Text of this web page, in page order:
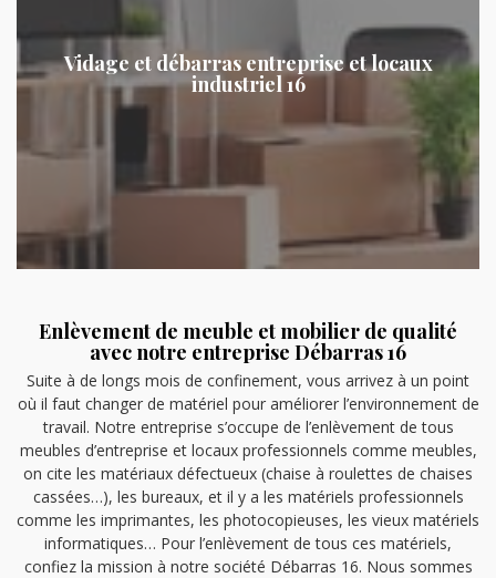
Vidage et débarras entreprise et locaux
industriel 16
Enlèvement de meuble et mobilier de qualité
avec notre entreprise Débarras 16
Suite à de longs mois de confinement, vous arrivez à un point
où il faut changer de matériel pour améliorer l’environnement de
travail. Notre entreprise s’occupe de l’enlèvement de tous
meubles d’entreprise et locaux professionnels comme meubles,
on cite les matériaux défectueux (chaise à roulettes de chaises
cassées…), les bureaux, et il y a les matériels professionnels
comme les imprimantes, les photocopieuses, les vieux matériels
informatiques… Pour l’enlèvement de tous ces matériels,
confiez la mission à notre société Débarras 16. Nous sommes